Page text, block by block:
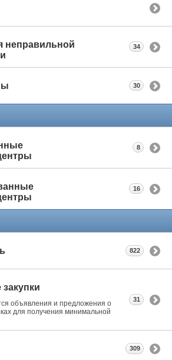
неправильной
34
30
8
16
822
объявления и предложения о
для получения минимальной
31
309